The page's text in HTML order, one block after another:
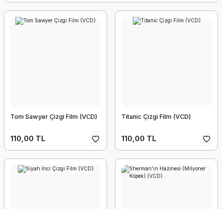
Tom Sawyer Çizgi Film (VCD)
110,00 TL
Titanic Çizgi Film (VCD)
110,00 TL